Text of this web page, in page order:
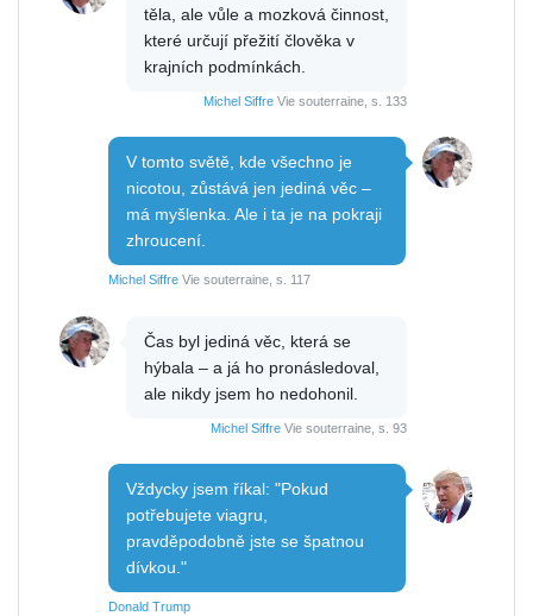
těla, ale vůle a mozková činnost,
které určují přežití člověka v
krajních podmínkách.
Michel Siffre Vie souterraine, s. 133
V tomto světě, kde všechno je
nicotou, zůstává jen jediná věc –
má myšlenka. Ale i ta je na pokraji
zhroucení.
Michel Siffre Vie souterraine, s. 117
Čas byl jediná věc, která se
hýbala – a já ho pronásledoval,
ale nikdy jsem ho nedohonil.
Michel Siffre Vie souterraine, s. 93
Vždycky jsem říkal: "Pokud
potřebujete viagru,
pravděpodobně jste se špatnou
dívkou."
Donald Trump